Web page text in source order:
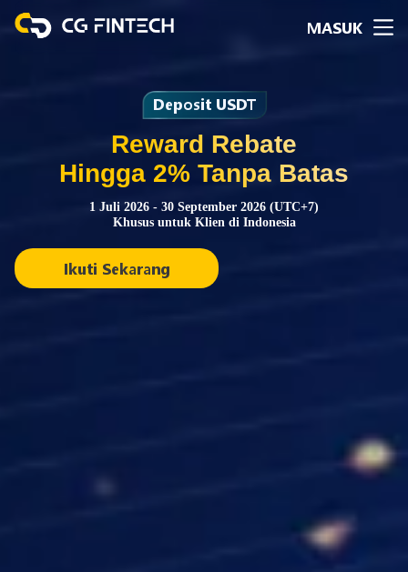
MASUK
Deposit USDT
Reward Rebate
Hingga 2% Tanpa Batas
1 Juli 2026 - 30 September 2026 (UTC+7)
Khusus untuk Klien di Indonesia
Ikuti Sekarang